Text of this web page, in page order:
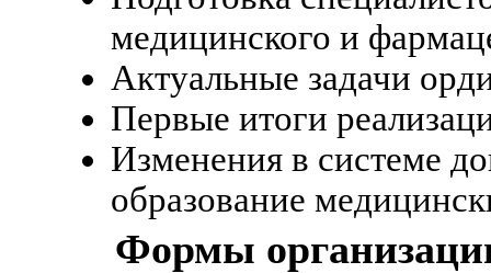
медицинского и
Актуальные задачи
Первые итоги
Изменения в системе
образование
Формы